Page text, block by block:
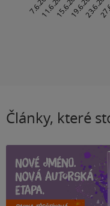
Články, které